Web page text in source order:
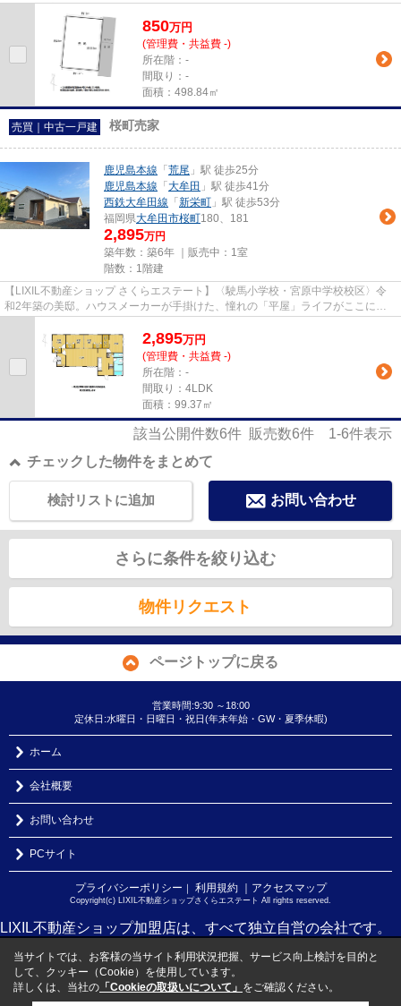
850万円
(管理費・共益費 -)
所在階：-
間取り：-
面積：498.84㎡
売買｜中古一戸建 桜町売家
鹿児島本線 「 荒尾 」駅 徒歩25分
鹿児島本線 「 大牟田 」駅 徒歩41分
西鉄大牟田線 「 新栄町 」駅 徒歩53分
福岡県大牟田市桜町180、181
2,895万円
築年数：築6年 ｜販売中： 1室
階数：1階建
【LIXIL不動産ショップ さくらエステート】〈駛馬小学校・宮原中学校校区〉令
和2年築の美邸。ハウスメーカーが手掛けた、憧れの「平屋」ライフがここに！
2,895万円
(管理費・共益費 -)
所在階：-
間取り：4LDK
面積：99.37㎡
該当公開件数6件 販売数6件 1-6件表示
チェックした物件をまとめて
お問い合わせ
検討リストに追加
さらに条件を絞り込む
物件リクエスト
ページトップに戻る
営業時間:9:30 ～18:00
定休日:水曜日・日曜日・祝日(年末年始・GW・夏季休暇)
ホーム
会社概要
お問い合わせ
PCサイト
プライバシーポリシー ｜ 利用規約 ｜アクセスマップ
Copyright(c) LIXIL不動産ショップさくらエステート All rights reserved.
LIXIL不動産ショップ加盟店は、すべて独立自営の会社です。
当サイトでは、お客様の当サイト利用状況把握、サービス向上検討を目的と
して、クッキー（Cookie）を使用しています。
詳しくは、当社の 「Cookieの取扱いについて」 をご確認ください。